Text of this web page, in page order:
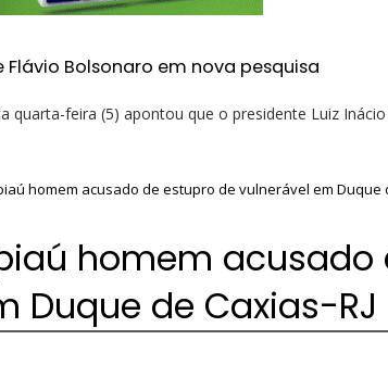
Bolsonaro em nova pesquisa
quarta-feira (5) apontou que o presidente Luiz
homem acusado de estupro de vulnerável em Duque
homem acusado
Duque de Caxias-RJ